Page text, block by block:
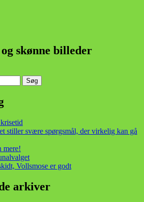
skønne billeder
stiller svære spørgsmål, der virkelig kan gå
mere!
Vollsmose er godt
arkiver